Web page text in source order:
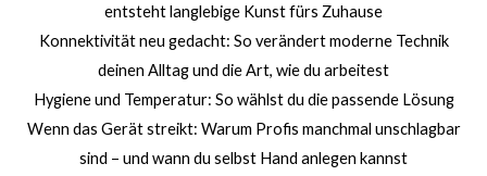
entsteht langlebige Kunst fürs Zuhause
Konnektivität neu gedacht: So verändert moderne Technik
deinen Alltag und die Art, wie du arbeitest
Hygiene und Temperatur: So wählst du die passende Lösung
Wenn das Gerät streikt: Warum Profis manchmal unschlagbar
sind – und wann du selbst Hand anlegen kannst